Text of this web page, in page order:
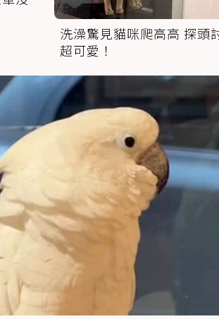
洗澡驚見貓咪爬高高 探頭
超可愛！